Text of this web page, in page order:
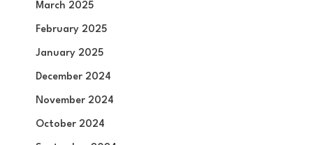
March 2025
February 2025
January 2025
December 2024
November 2024
October 2024